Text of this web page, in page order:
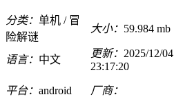
分类： 单机 / 冒
险解谜
大小： 59.984 mb
语言： 中文
更新： 2025/12/04
23:17:20
平台： android 厂商：